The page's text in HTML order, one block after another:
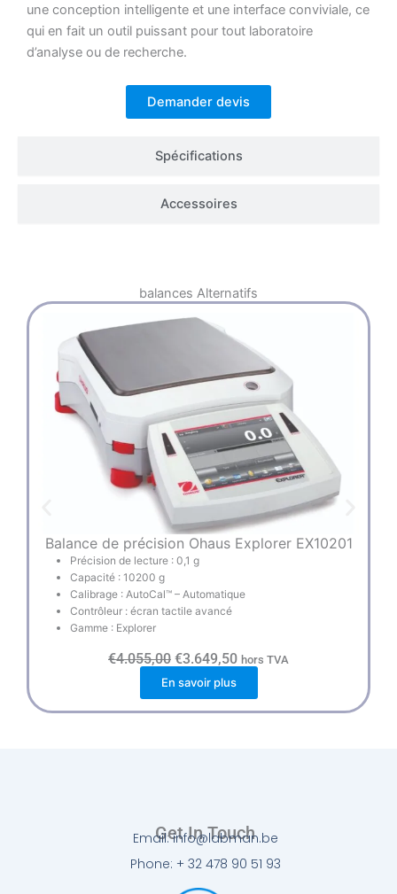
Spécifications
Accessoires
une conception intelligente et une interface conviviale, ce
qui en fait un outil puissant pour tout laboratoire
d’analyse ou de recherche.
Demander devis
balances Alternatifs
Balance de précision Ohaus Explorer EX10201
Précision de lecture : 0,1 g
Capacité : 10200 g
Calibrage : AutoCal™ – Automatique
Contrôleur : écran tactile avancé
Gamme : Explorer
€4.055,00 L
p
r
i
l
é
a
€3.649,50L
r
i
e
s
t
hors TVA
En savoir plus
Get In Touch
Email: info@labman.be
Phone: + 32 478 90 51 93